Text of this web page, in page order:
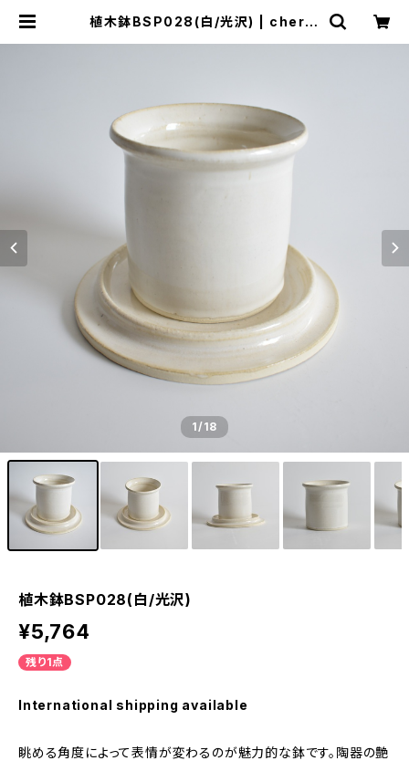
植木鉢BSP028(白/光沢) | cherie
1/18
植木鉢BSP028(白/光沢)
¥5,764
残り1点
International shipping available
眺める角度によって表情が変わるのが魅力的な鉢です。陶器の艶